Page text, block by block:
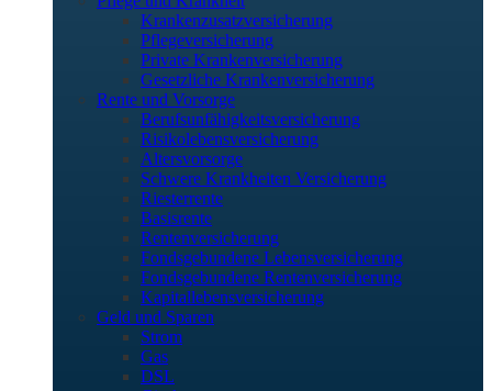
Krankenzusatzversicherung
Pflegeversicherung
Private Krankenversicherung
Gesetzliche Krankenversicherung
Rente und Vorsorge
Berufs­unfähigkeitsversicherung
Risikolebensversicherung
Altersvorsorge
Schwere Krankheiten Versicherung
Riesterrente
Basisrente
Rentenversicherung
Fondsgebundene Lebensversicherung
Fondsgebundene Rentenversicherung
Kapitallebensversicherung
Geld und Sparen
Strom
Gas
DSL